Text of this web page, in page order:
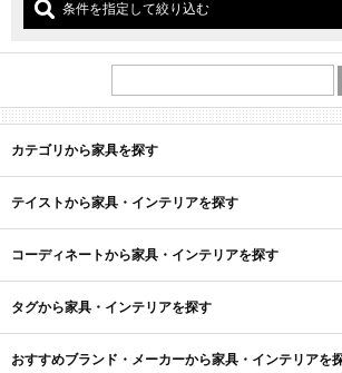
条件を指定して絞り込む
カテゴリから家具を探す
テイストから家具・インテリアを探す
コーディネートから家具・インテリアを探す
タグから家具・インテリアを探す
おすすめブランド・メーカーから家具・インテリアを